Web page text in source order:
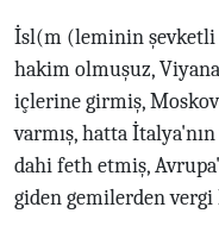
İsl(m (leminin şevketli
hakim olmuşuz,
içlerine girmiş,
varmış, hatta
dahi feth etmiş,
giden gemilerden vergi